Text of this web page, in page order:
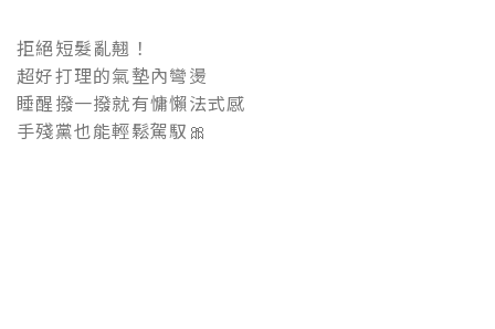
拒絕短髮亂翹！
超好打理的氣墊內彎燙
睡醒撥一撥就有慵懶法式感
手殘黨也能輕鬆駕馭🎀